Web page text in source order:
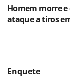
Homem morre
ataque a tiros
Enquete